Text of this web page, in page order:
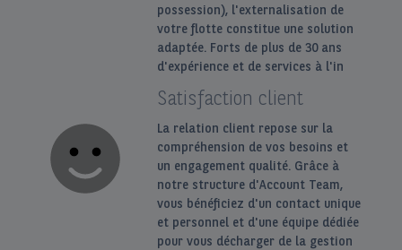
possession), l'externalisation de
votre flotte constitue une solution
adaptée. Forts de plus de 30 ans
d'expérience et de services à l'in
Satisfaction client
La relation client repose sur la
compréhension de vos besoins et
un engagement qualité. Grâce à
notre structure d'Account Team,
vous bénéficiez d'un contact unique
et personnel et d'une équipe dédiée
pour vous décharger de la gestion